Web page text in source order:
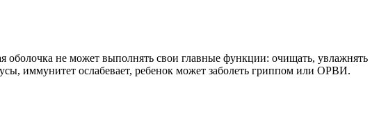
оболочка не может выполнять свои главные функции: очищать, увлажнять
иммунитет ослабевает, ребенок может заболеть гриппом или ОРВИ.